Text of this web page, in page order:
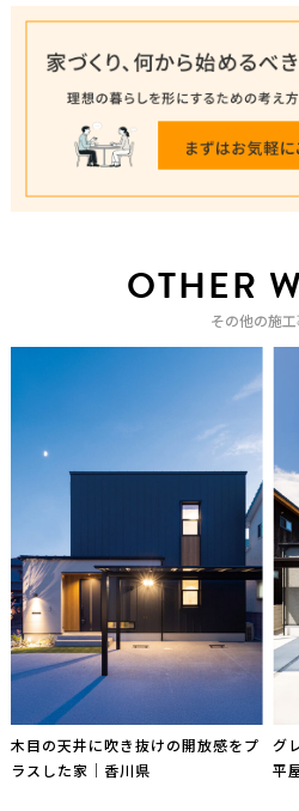
OTHER
その他の施
木目の天井に吹き抜けの開放感をプ
ラスした家｜香川県
グ
平